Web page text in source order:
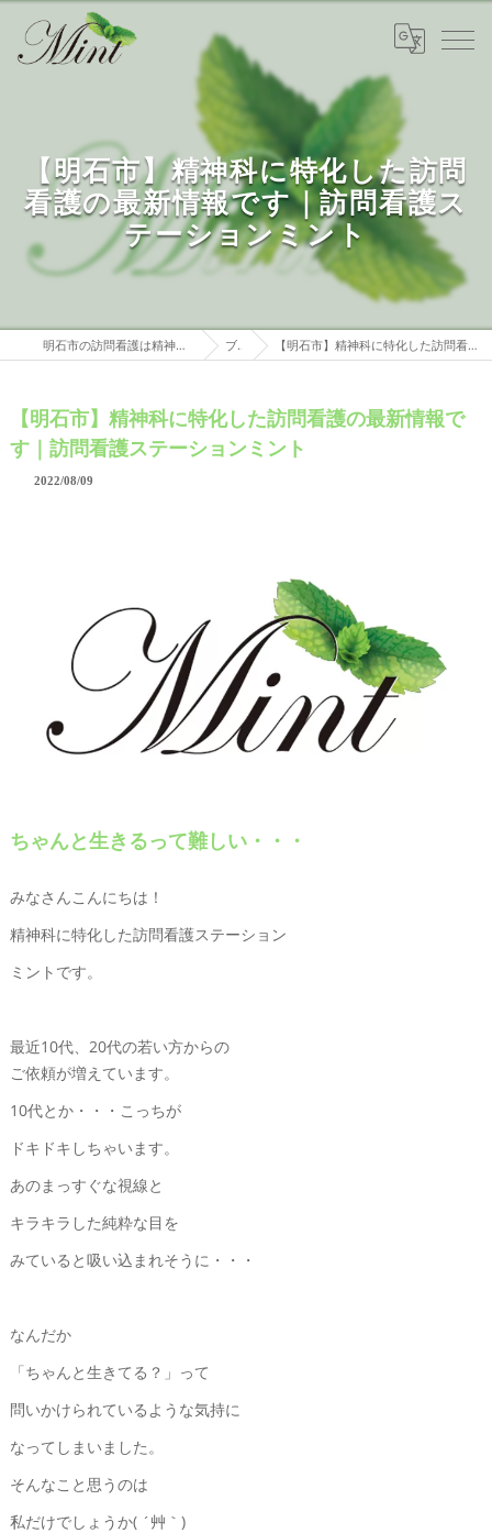
【明石市】精神科に特化した訪問
看護の最新情報です｜訪問看護ス
テーションミント
明石市の訪問看護は精神科特化 訪問看護ステーションミント ブログ 【明石市】精神科に特化した訪問看護の最新情報です｜訪問看護ステーションミント
【明石市】精神科に特化した訪問看護の最新情報で
す｜訪問看護ステーションミント
2022/08/09
ちゃんと生きるって難しい・・・
みなさんこんにちは！
精神科に特化した訪問看護ステーション
ミントです。
最近10代、20代の若い方からの
ご依頼が増えています。
10代とか・・・こっちが
ドキドキしちゃいます。
あのまっすぐな視線と
キラキラした純粋な目を
みていると吸い込まれそうに・・・
なんだか
「ちゃんと生きてる？」って
問いかけられているような気持に
なってしまいました。
そんなこと思うのは
私だけでしょうか( ´艸｀)